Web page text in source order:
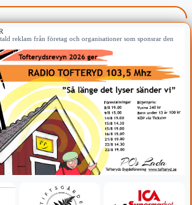
reklam från företag och organisationer som sponsrar den